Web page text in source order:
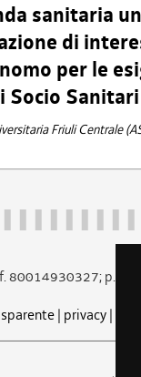
sanitaria
di
per le
Friuli Centrale
80014930327; p.iva
| privacy|